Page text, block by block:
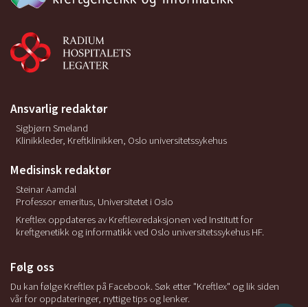
Ansvarlig redaktør
Sigbjørn Smeland
Klinikkleder, Kreftklinikken, Oslo universitetssykehus
Medisinsk redaktør
Steinar Aamdal
Professor emeritus, Universitetet i Oslo
Kreftlex oppdateres av Kreftlexredaksjonen ved Institutt for
kreftgenetikk og informatikk ved Oslo universitetssykehus HF.
Følg oss
Du kan følge Kreftlex på Facebook. Søk etter "Kreftlex" og lik siden
vår for oppdateringer, nyttige tips og lenker.